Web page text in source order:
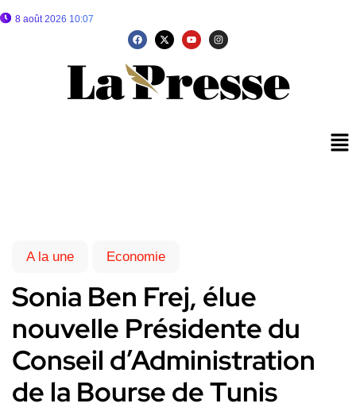
8 août 2026 10:07
A la une Economie
Sonia Ben Frej, élue
nouvelle Présidente du
Conseil d’Administration
de la Bourse de Tunis